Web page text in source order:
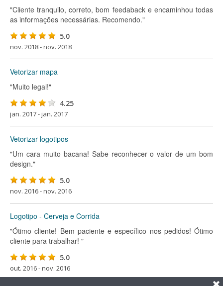
"Cliente tranquilo, correto, bom feedaback e encaminhou todas
as informações necessárias. Recomendo."
5.0
nov. 2018 - nov. 2018
Vetorizar mapa
"Muito legal!"
4.25
jan. 2017 - jan. 2017
Vetorizar logotipos
"Um cara muito bacana! Sabe reconhecer o valor de um bom
design."
5.0
nov. 2016 - nov. 2016
Logotipo - Cerveja e Corrida
"Ótimo cliente! Bem paciente e específico nos pedidos! Ótimo
cliente para trabalhar! "
5.0
out. 2016 - nov. 2016